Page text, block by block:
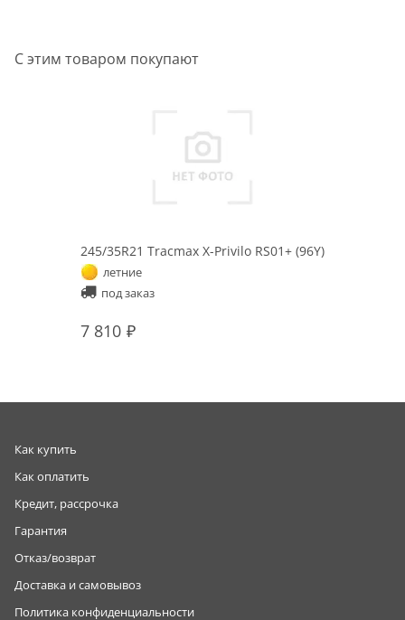
С этим товаром покупают
245/35R21 Tracmax X-Privilo RS01+ (96Y)
летние
под заказ
7 810
Как купить
Как оплатить
Кредит, рассрочка
Гарантия
Отказ/возврат
Доставка и самовывоз
Политика конфиденциальности